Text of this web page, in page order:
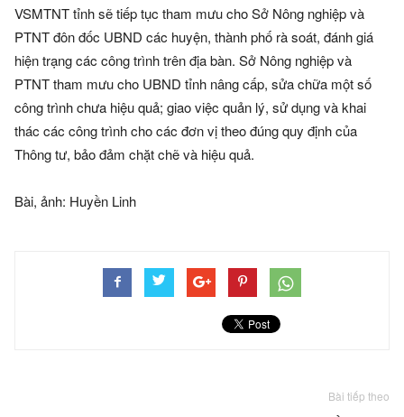
VSMTNT tỉnh sẽ tiếp tục tham mưu cho Sở Nông nghiệp và
PTNT đôn đốc UBND các huyện, thành phố rà soát, đánh giá
hiện trạng các công trình trên địa bàn. Sở Nông nghiệp và
PTNT tham mưu cho UBND tỉnh nâng cấp, sửa chữa một số
công trình chưa hiệu quả; giao việc quản lý, sử dụng và khai
thác các công trình cho các đơn vị theo đúng quy định của
Thông tư, bảo đảm chặt chẽ và hiệu quả.
Bài, ảnh: Huyền Linh
Bài tiếp theo